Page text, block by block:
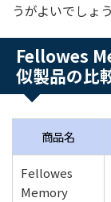
うがよいでしょう
Fellowes
似製品の比
商品名
Fellowes
Memory